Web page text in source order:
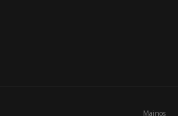
Mainos